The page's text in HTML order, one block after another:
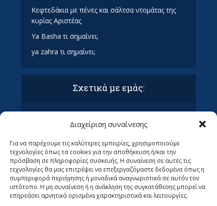
Διαχείριση συναίνεσης
Για να παρέχουμε τις καλύτερες εμπειρίες, χρησιμοποιούμε
τεχνολογίες όπως τα cookies για την αποθήκευση ή/και την
πρόσβαση σε πληροφορίες συσκευής. Η συναίνεση σε αυτές τις
τεχνολογίες θα μας επιτρέψει να επεξεργαζόμαστε δεδομένα όπως η
συμπεριφορά περιήγησης ή μοναδικά αναγνωριστικά σε αυτόν τον
ιστότοπο. Η μη συναίνεση ή η ανάκληση της συγκατάθεσης μπορεί να
επηρεάσει αρνητικά ορισμένα χαρακτηριστικά και λειτουργίες.
Κεφτεδάκια με πένες και σάλτσα ντομάτας της
κυρίας Αριστέας
Ya Basha τι σημαίνει;
ya zahra τι σημαίνει;
Σχετικά με εμάς:
Πολιτική απορρήτου & συμμόρφωση GDPR
Ανεβάστε το άρθρο σας στα Οράματα (ΜΌΝΟ
ΓΙΑ ΣΥΝΤΆΚΤΕΣ)
Ψάχνουμε Αρθρογράφους